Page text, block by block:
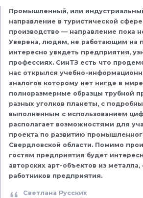
Промышленный, или
направление в туристической
производство — направление пока
Уверена, людям, не работающим на
интересно увидеть предприятия,
профессиях. СинТЗ есть что
нас открылся учебно-
аналогов которому нет нигде в
полноразмерные образцы трубной
разных уголков планеты, с
выполненным с использованием
располагает возможностями для
проекта по развитию
Свердловской области. Помимо
гостям предприятия будет
авторских арт-объектов из
работников предприятия.
Светлана Русских